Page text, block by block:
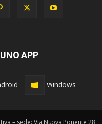
APP
Windows
– sede: Via Nuova Ponente 28